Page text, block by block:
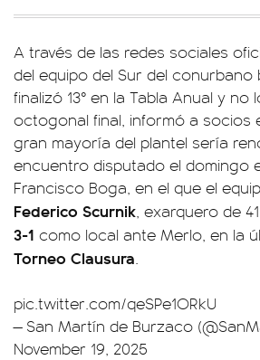
A través de las redes sociales
del equipo del Sur del conurbano
finalizó 13° en la Tabla Anual y
octogonal final, informó a socios
gran mayoría del plantel sería
encuentro disputado el domingo
Francisco Boga, en el que el
Federico Scurnik, exarquero de
3-1 como local ante Merlo, en la
Torneo Clausura.
pic.twitter.com/qeSPe1ORkU
— San Martín de Burzaco
November 19, 2025